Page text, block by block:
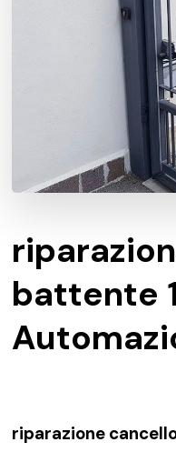
battente
riparazione